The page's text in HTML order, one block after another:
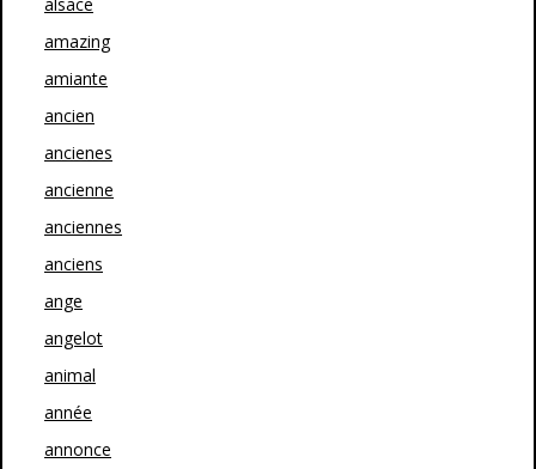
amazing
amiante
ancien
ancienes
ancienne
anciennes
anciens
ange
angelot
animal
année
annonce